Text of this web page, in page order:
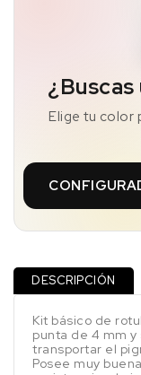
Elige tu color
DESCRIPCIÓN
Kit básico de
punta de 4 mm
transportar el
Posee muy